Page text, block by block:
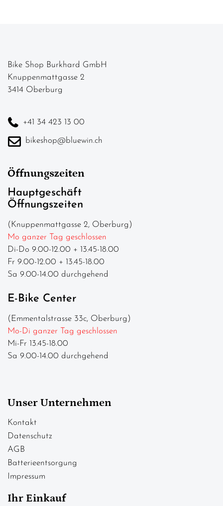
Bike Shop Burkhard GmbH
Knuppenmattgasse 2
3414 Oberburg
+41 34 423 13 00
bikeshop@bluewin.ch
Öffnungszeiten
Hauptgeschäft
Öffnungszeiten
(Knuppenmattgasse 2, Oberburg)
Mo ganzer Tag geschlossen
Di-Do 9.00-12.00 + 13.45-18.00
Fr 9.00-12.00 + 13.45-18.00
Sa 9.00-14.00 durchgehend
E-Bike Center
(Emmentalstrasse 33c, Oberburg)
Mo-Di ganzer Tag geschlossen
Mi-Fr 13.45-18.00
Sa 9.00-14.00 durchgehend
Unser Unternehmen
Kontakt
Datenschutz
AGB
Batterieentsorgung
Impressum
Ihr Einkauf